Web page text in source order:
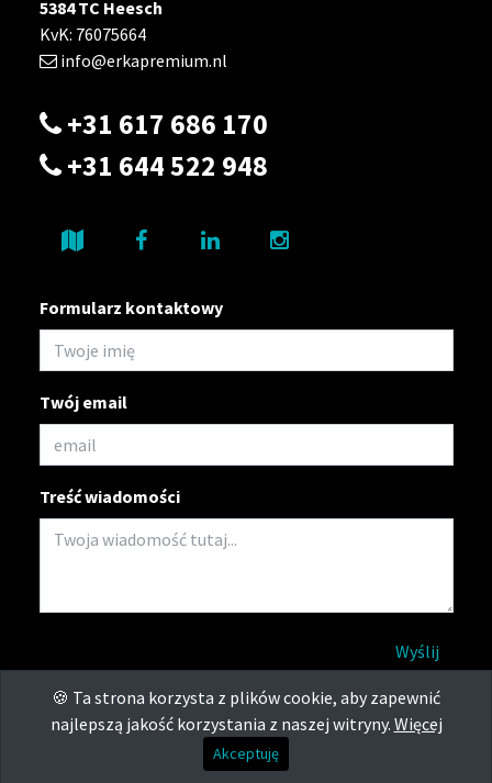
5384 TC Heesch
KvK: 76075664
info@erkapremium.nl
+31 617 686 170
+31 644 522 948
Formularz kontaktowy
Twój email
Treść wiadomości
Wyślij
© Copyright ERKApremium
🍪 Ta strona korzysta z plików cookie, aby zapewnić
najlepszą jakość korzystania z naszej witryny. Więcej
Akceptuję